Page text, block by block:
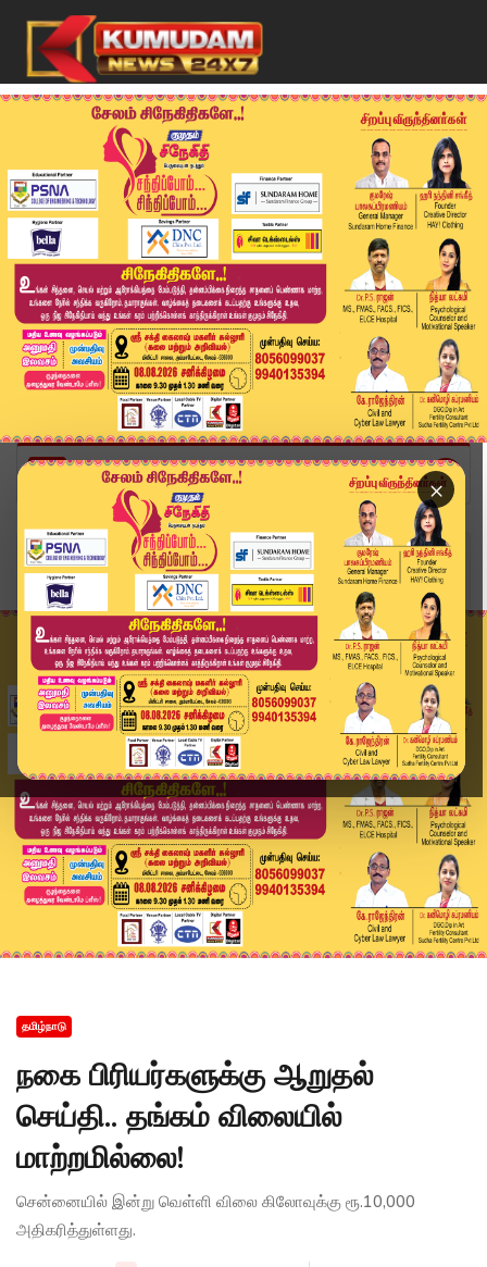
×
Home
தமிழ்நாடு
நகை பிரியர்களுக்கு ஆறுதல் செய்தி.. தங்கம் விலைய...
தமிழ்நாடு
நகை பிரியர்களுக்கு ஆறுதல்
செய்தி.. தங்கம் விலையில்
மாற்றமில்லை!
சென்னையில் இன்று வெள்ளி விலை கிலோவுக்கு ரூ.10,000
அதிகரித்துள்ளது.